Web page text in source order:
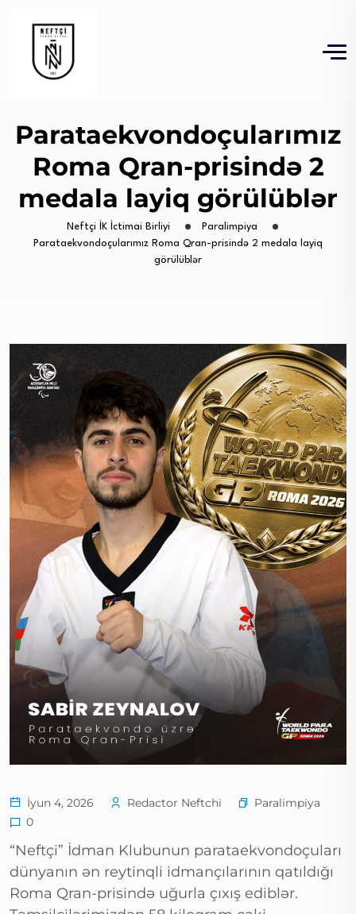
Parataekvondoçularımız
Roma Qran-prisində 2
medala layiq görülüblər
Neftçi İK İctimai Birliyi
Paralimpiya
Parataekvondoçularımız Roma Qran-prisində 2 medala layiq
görülüblər
İyun 4, 2026 Redactor Neftchi
Paralimpiya
0
“Neftçi” İdman Klubunun parataekvondoçuları
dünyanın ən reytinqli idmançılarının qatıldığı
Roma Qran-prisində uğurla çıxış ediblər.